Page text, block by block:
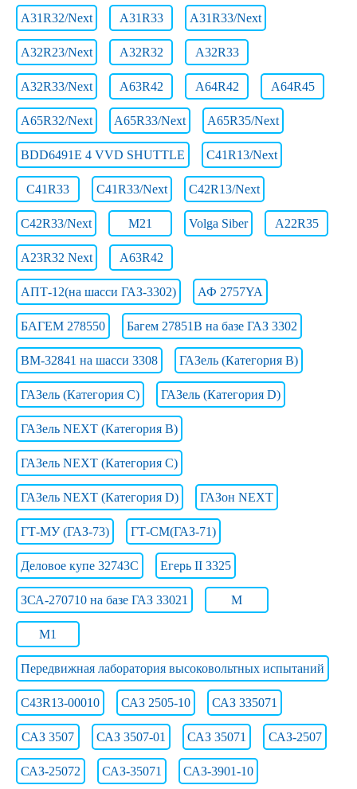
A31R32/Next A31R33 A31R33/Next
A32R23/Next A32R32 A32R33
A32R33/Next A63R42 A64R42 A64R45
A65R32/Next A65R33/Next A65R35/Next
BDD6491E 4 VVD SHUTTLE C41R13/Next
C41R33 C41R33/Next C42R13/Next
C42R33/Next M21 Volga Siber А22R35
А23R32 Next А63R42
АПТ-12(на шасси ГАЗ-3302) АФ 2757YA
БАГЕМ 278550 Багем 27851В на базе ГАЗ 3302
ВМ-32841 на шасси 3308 ГАЗель (Категория B)
ГАЗель (Категория C) ГАЗель (Категория D)
ГАЗель NEXT (Категория B)
ГАЗель NEXT (Категория C)
ГАЗель NEXT (Категория D) ГАЗон NEXT
ГТ-МУ (ГАЗ-73) ГТ-СМ(ГАЗ-71)
Деловое купе 32743С Егерь II 3325
ЗСА-270710 на базе ГАЗ 33021 М
М1
Передвижная лаборатория высоковольтных испытаний
С43R13-00010 САЗ 2505-10 САЗ 335071
САЗ 3507 САЗ 3507-01 САЗ 35071 САЗ-2507
САЗ-25072 САЗ-35071 САЗ-3901-10